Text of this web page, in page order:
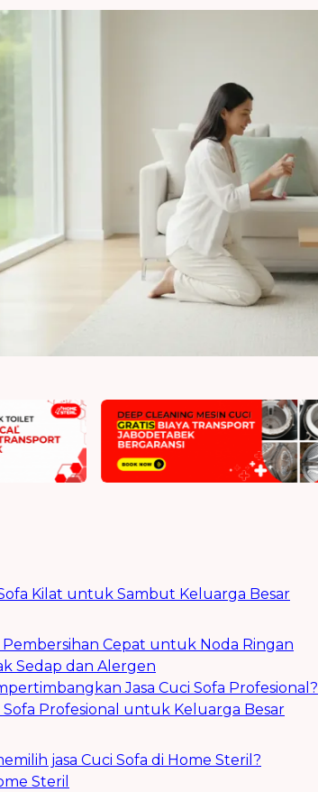
Kilat untuk Sambut Keluarga Besar
Pembersihan Cepat untuk Noda Ringan
Sedap dan Alergen
Jasa Cuci Sofa Profesional?
Sofa Profesional untuk Keluarga Besar
jasa Cuci Sofa di Home Steril?
Steril